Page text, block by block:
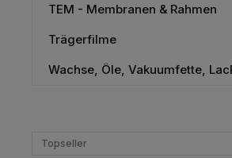
TEM - Membranen & Rahmen
Trägerfilme
Wachse, Öle, Vakuumfette,